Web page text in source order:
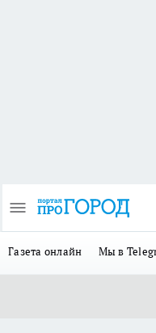
Газета онлайн Мы в